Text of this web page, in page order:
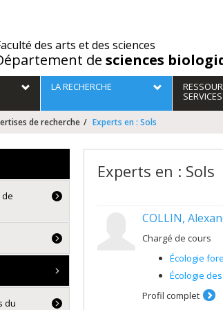
des arts et des sciences
de sciences
LA RECHERCHE
SERVICES
de recherche Experts en : Sols
Experts en : Sols
COLLIN,
Chargé de cours
Écologie
Écologie
Profil complet
du